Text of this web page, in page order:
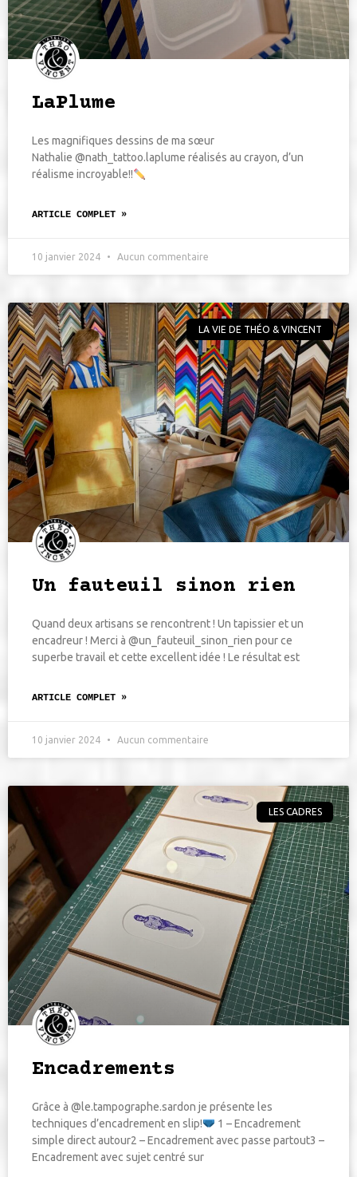
LaPlume
Les magnifiques dessins de ma sœur
Nathalie @nath_tattoo.laplume réalisés au crayon, d’un
réalisme incroyable!!
ARTICLE COMPLET »
10 janvier 2024 Aucun commentaire
LA VIE DE THÉO & VINCENT
Un fauteuil sinon rien
Quand deux artisans se rencontrent ! Un tapissier et un
encadreur ! Merci à @un_fauteuil_sinon_rien pour ce
superbe travail et cette excellent idée ! Le résultat est
ARTICLE COMPLET »
10 janvier 2024 Aucun commentaire
LES CADRES
Encadrements
Grâce à @le.tampographe.sardon je présente les
techniques d’encadrement en slip!
1 – Encadrement
simple direct autour2 – Encadrement avec passe partout3 –
Encadrement avec sujet centré sur